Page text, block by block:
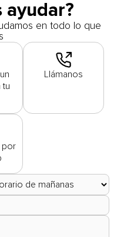
ayudar?
en todo lo que
tu
Llámanos
por